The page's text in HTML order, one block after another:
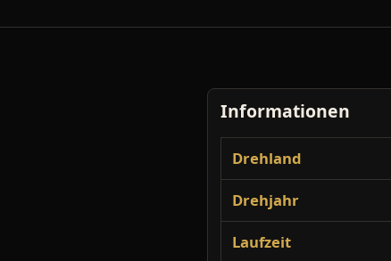
Informationen
Drehland
Drehjahr
Laufzeit